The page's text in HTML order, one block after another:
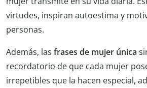
virtudes, inspiran autoestima y
personas.
Además, las frases de mujer única
recordatorio de que cada mujer
irrepetibles que la hacen especial,